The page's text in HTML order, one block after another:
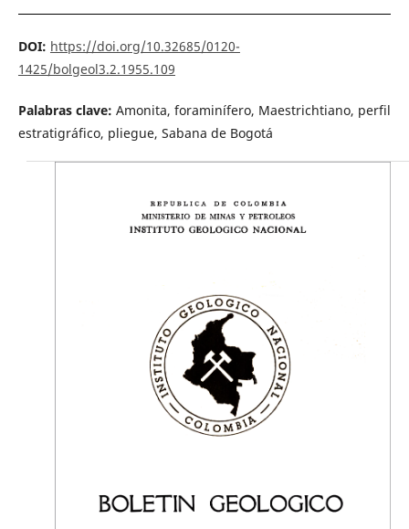
DOI: https://doi.org/10.32685/0120-
1425/bolgeol3.2.1955.109
Palabras clave: Amonita, foraminífero, Maestrichtiano, perfil
estratigráfico, pliegue, Sabana de Bogotá